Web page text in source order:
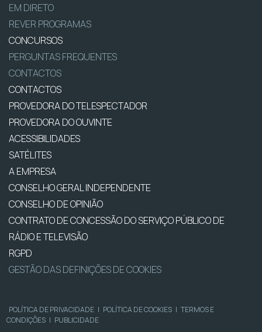
EM DIRETO
REVER PROGRAMAS
CONCURSOS
PERGUNTAS FREQUENTES
CONTACTOS
CONTACTOS
PROVEDORA DO TELESPECTADOR
PROVEDORA DO OUVINTE
ACESSIBILIDADES
SATÉLITES
A EMPRESA
CONSELHO GERAL INDEPENDENTE
CONSELHO DE OPINIÃO
CONTRATO DE CONCESSÃO DO SERVIÇO PÚBLICO DE
RÁDIO E TELEVISÃO
RGPD
GESTÃO DAS DEFINIÇÕES DE COOKIES
POLÍTICA DE PRIVACIDADE | POLÍTICA DE COOKIES | TERMOS E
CONDIÇÕES | PUBLICIDADE